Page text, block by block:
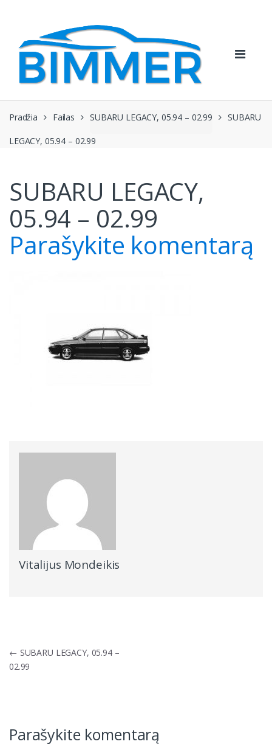
navigacijos
Pradžia Failas SUBARU LEGACY, 05.94 – 02.99 SUBARU
LEGACY, 05.94 – 02.99
SUBARU LEGACY,
05.94 – 02.99
Parašykite komentarą
Vitalijus Mondeikis
Navigacija
tarp
įrašų
← SUBARU LEGACY, 05.94 –
02.99
Parašykite komentarą